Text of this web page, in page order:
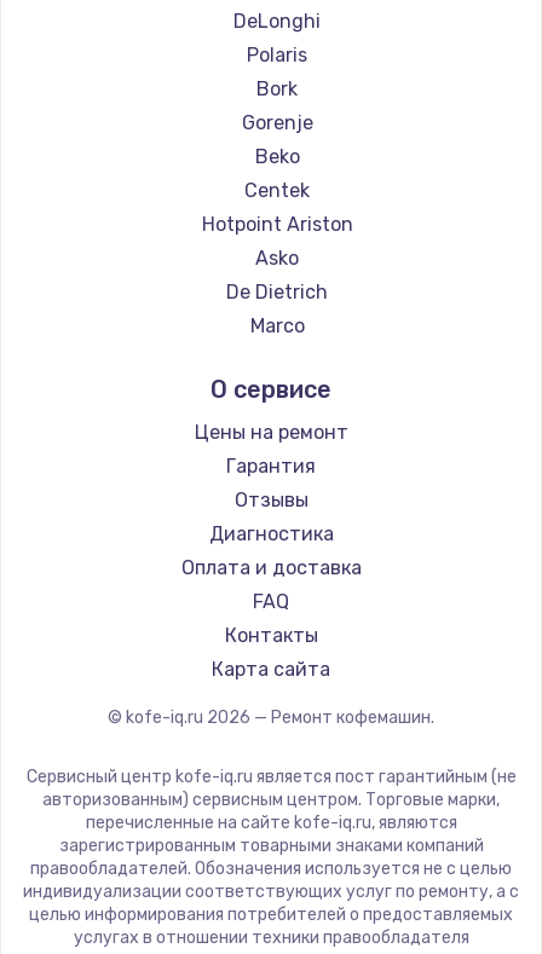
Ремонт кофемашин Astoria
Ремонт кофемашин JVC
Ремонт кофемашин Ariston
Ремонт кофемашин Grundig
Ремонт кофемашин ROCKET MOZZAFIATO
Ремонт кофемашин Vivitek
Ремонт кофемашин Thomson
Ремонт кофемашин Hisense
Ремонт кофемашин DELTA
Ремонт кофемашин Tefal
Ремонт кофемашин RED solution
Ремонт кофемашин Bravilor Bonamat
Ремонт кофемашин Vard
Ремонт кофемашин Tuvio
Ремонт кофемашин Carrera
Ремонт кофемашин Supra
DeLonghi
Polaris
Bork
Gorenje
Beko
Centek
Hotpoint Ariston
Asko
De Dietrich
Marco
Jura
Olympia
Saeco
La Cimbali
WMF
Yamaguchi
Nivona
Astoria
JVC
ROCKET MOZZAFIATO
Vivitek
Thomson
Hisense
DELTA
Tefal
О сервисе
Цены на ремонт
Гарантия
Отзывы
Диагностика
Оплата и доставка
FAQ
Контакты
Карта сайта
© kofe-iq.ru 2026 — Ремонт кофемашин.
Сервисный центр kofe-iq.ru является пост гарантийным (не
авторизованным) сервисным центром. Торговые марки,
перечисленные на сайте kofe-iq.ru, являются
зарегистрированным товарными знаками компаний
правообладателей. Обозначения используется не с целью
индивидуализации соответствующих услуг по ремонту, а с
целью информирования потребителей о предоставляемых
услугах в отношении техники правообладателя